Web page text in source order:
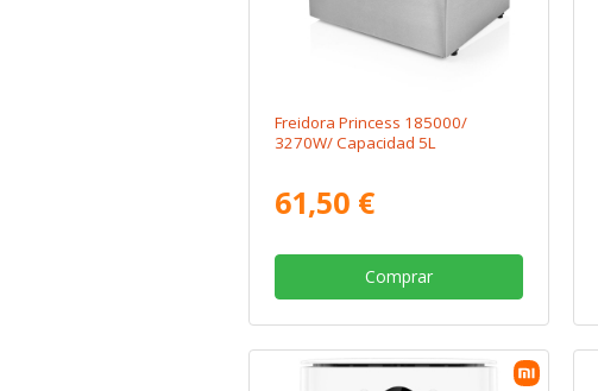
Freidora Princess 185000/
3270W/ Capacidad 5L
61,50 €
Comprar